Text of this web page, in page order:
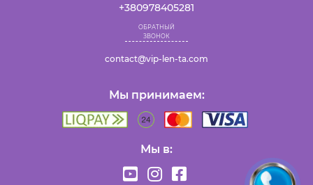
+380978405281
ОБРАТНЫЙ
ЗВОНОК
contact@vip-len-ta.com
Мы принимаем:
Мы в: